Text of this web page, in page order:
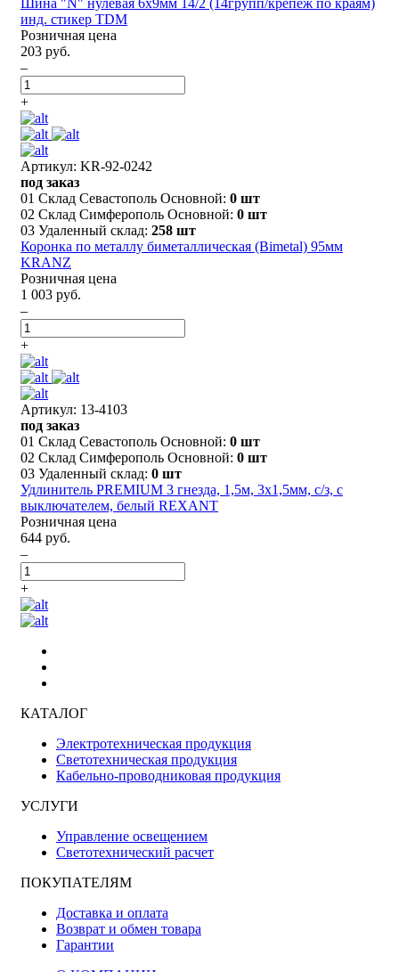
инд. стикер TDM
Розничная цена
203 руб.
–
+
Артикул: KR-92-0242
под заказ
01 Склад Севастополь Основной: 0 шт
02 Склад Симферополь Основной: 0 шт
03 Удаленный склад: 258 шт
Коронка по металлу биметаллическая (Bimetal) 95мм
KRANZ
Розничная цена
1 003 руб.
–
+
Артикул: 13-4103
под заказ
01 Склад Севастополь Основной: 0 шт
02 Склад Симферополь Основной: 0 шт
03 Удаленный склад: 0 шт
Удлинитель PREMIUM 3 гнезда, 1,5м, 3х1,5мм, с/з, с
выключателем, белый REXANT
Розничная цена
644 руб.
–
+
КАТАЛОГ
Электротехническая продукция
Светотехническая продукция
Кабельно-проводниковая продукция
УСЛУГИ
Управление освещением
Светотехнический расчет
ПОКУПАТЕЛЯМ
Доставка и оплата
Возврат и обмен товара
Гарантии